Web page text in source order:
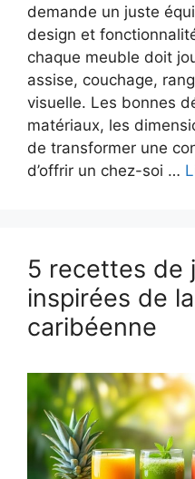
demande un juste
design et
chaque meuble doit
assise, couchage,
visuelle. Les bonnes
matériaux, les
de transformer une
d’offrir un chez-soi …
5 recettes de
inspirées de
caribéenne